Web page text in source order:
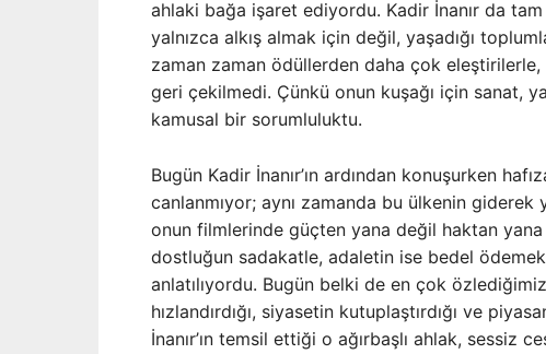
ahlaki bağa işaret ediyordu. Kadir İnanır da
yalnızca alkış almak için değil, yaşadığı
zaman zaman ödüllerden daha çok
geri çekilmedi. Çünkü onun kuşağı için sanat,
kamusal bir sorumluluktu.
Bugün Kadir İnanır’ın ardından konuşurken
canlanmıyor; aynı zamanda bu ülkenin
onun filmlerinde güçten yana değil haktan
dostluğun sadakatle, adaletin ise bedel
anlatılıyordu. Bugün belki de en çok
hızlandırdığı, siyasetin kutuplaştırdığı ve
İnanır’ın temsil ettiği o ağırbaşlı ahlak, sessiz